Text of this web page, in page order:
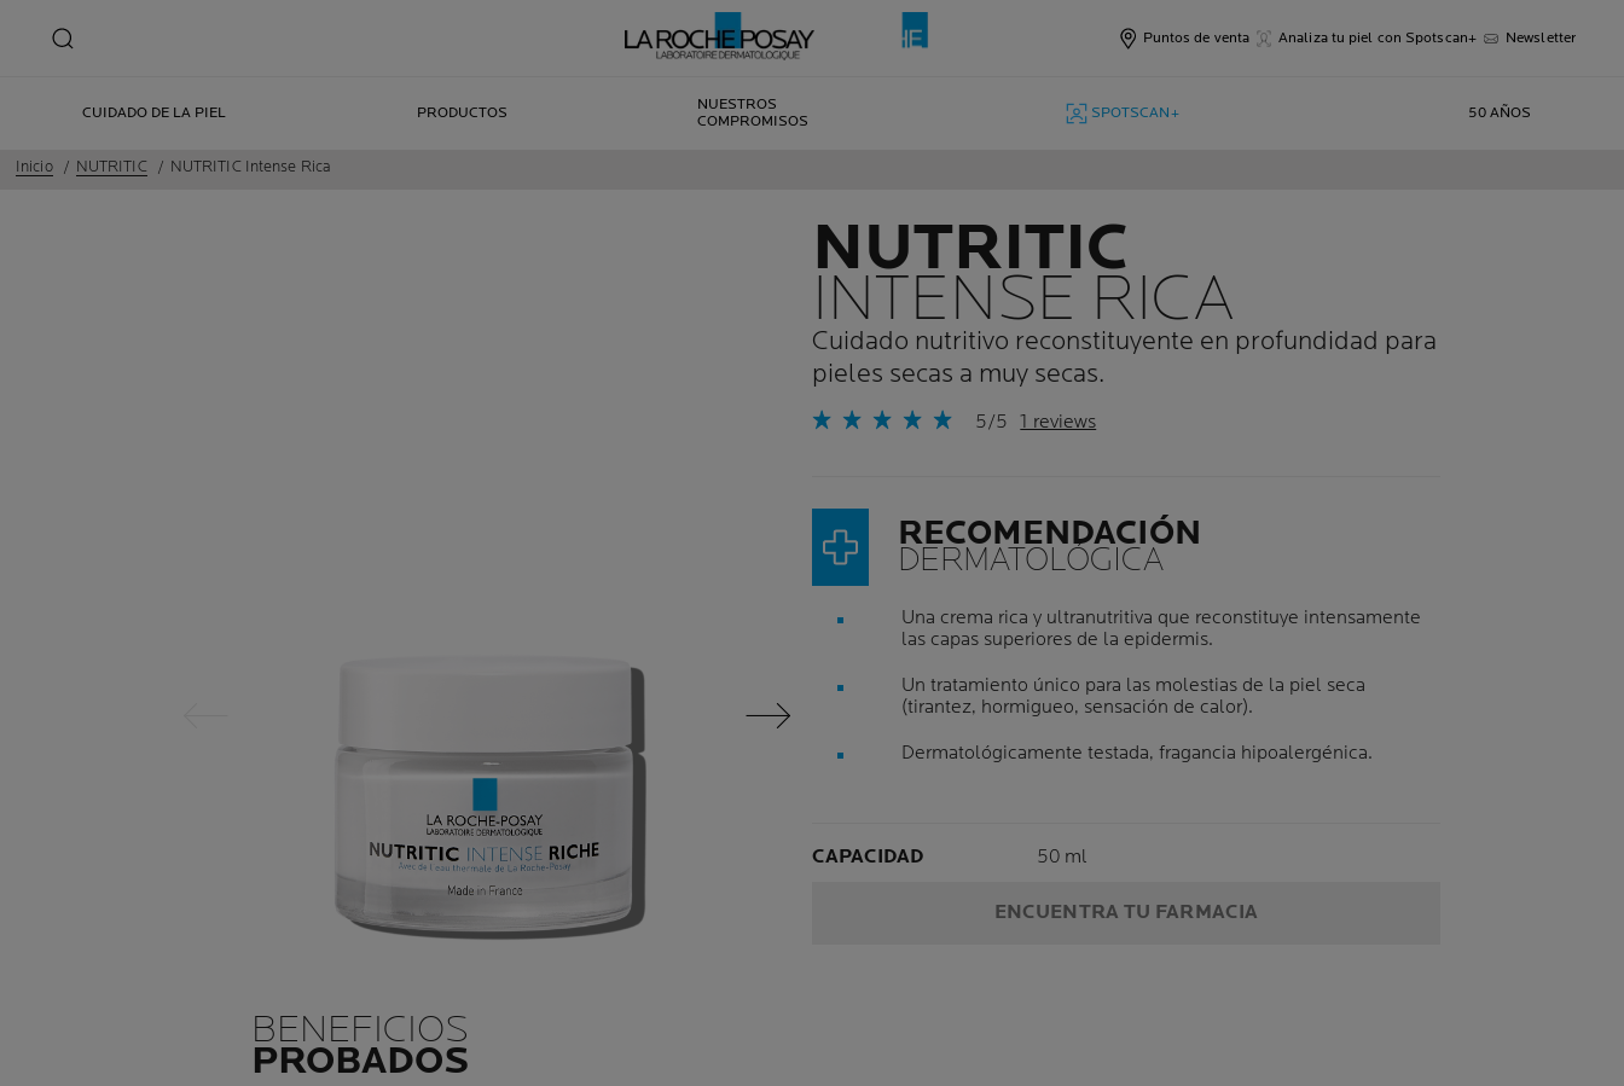
Puntos de venta Analiza tu piel con Spotscan+ Newsletter
CUIDADO DE LA PIEL PRODUCTOS
NUESTROS
COMPROMISOS
SPOTSCAN+ 50 AÑOS
Inicio NUTRITIC NUTRITIC Intense Rica
Siguiente Panel
NUTRITIC
INTENSE RICA
Cuidado nutritivo reconstituyente en profundidad para
pieles secas a muy secas.
5/5 1 reviews
RECOMENDACIÓN
DERMATOLÓGICA
Una crema rica y ultranutritiva que reconstituye intensamente
las capas superiores de la epidermis.
Un tratamiento único para las molestias de la piel seca
(tirantez, hormigueo, sensación de calor).
Dermatológicamente testada, fragancia hipoalergénica.
CAPACIDAD Volume
50 ml
ENCUENTRA TU FARMACIA
BENEFICIOS
PROBADOS